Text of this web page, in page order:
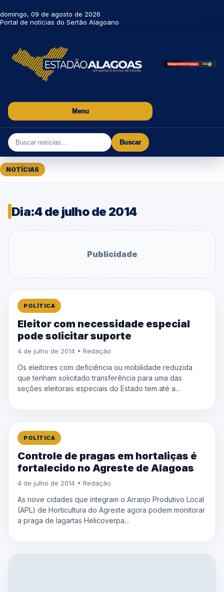
domingo, 09 de agosto de 2026
Portal de notícias do Sertão Alagoano
Menu
Buscar
NOTÍCIAS
Dia:4 de julho de 2014
Publicidade
POLÍTICA
Eleitor com necessidade especial
pode solicitar suporte
4 de julho de 2014 • Redação
Os eleitores com deficiência ou mobilidade reduzida
que tenham solicitado transferência para uma das
seções eleitorais especiais do Estado tem até a...
POLÍTICA
Controle de pragas em hortaliças é
fortalecido no Agreste de Alagoas
4 de julho de 2014 • Redação
As nove cidades que integram o Arranjo Produtivo Local
(APL) de Horticultura do Agreste agora podem monitorar
a praga de lagartas Helicoverpa...